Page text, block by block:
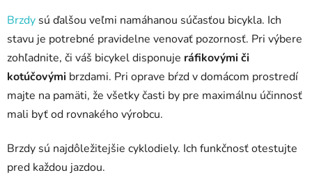
Brzdy sú ďalšou veľmi namáhanou súčasťou bicykla. Ich
stavu je potrebné pravidelne venovať pozornosť. Pri výbere
zohľadnite, či váš bicykel disponuje ráfikovými či
kotúčovými brzdami. Pri oprave bŕzd v domácom prostredí
majte na pamäti, že všetky časti by pre maximálnu účinnosť
mali byť od rovnakého výrobcu.
Brzdy sú najdôležitejšie cyklodiely. Ich funkčnosť otestujte
pred každou jazdou.